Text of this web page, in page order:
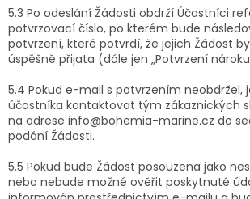
5.3 Po odeslání Žádosti obdrží Účastníci
potvrzovací číslo, po kterém bude
potvrzení, které potvrdí, že jejich Žádost
úspěšně přijata (dále jen „Potvrzení
5.4 Pokud e-mail s potvrzením neobdržel,
účastníka kontaktovat tým zákaznických
na adrese info@bohemia-marine.cz do
podání Žádosti.
5.5 Pokud bude Žádost posouzena jako
nebo nebude možné ověřit poskytnuté